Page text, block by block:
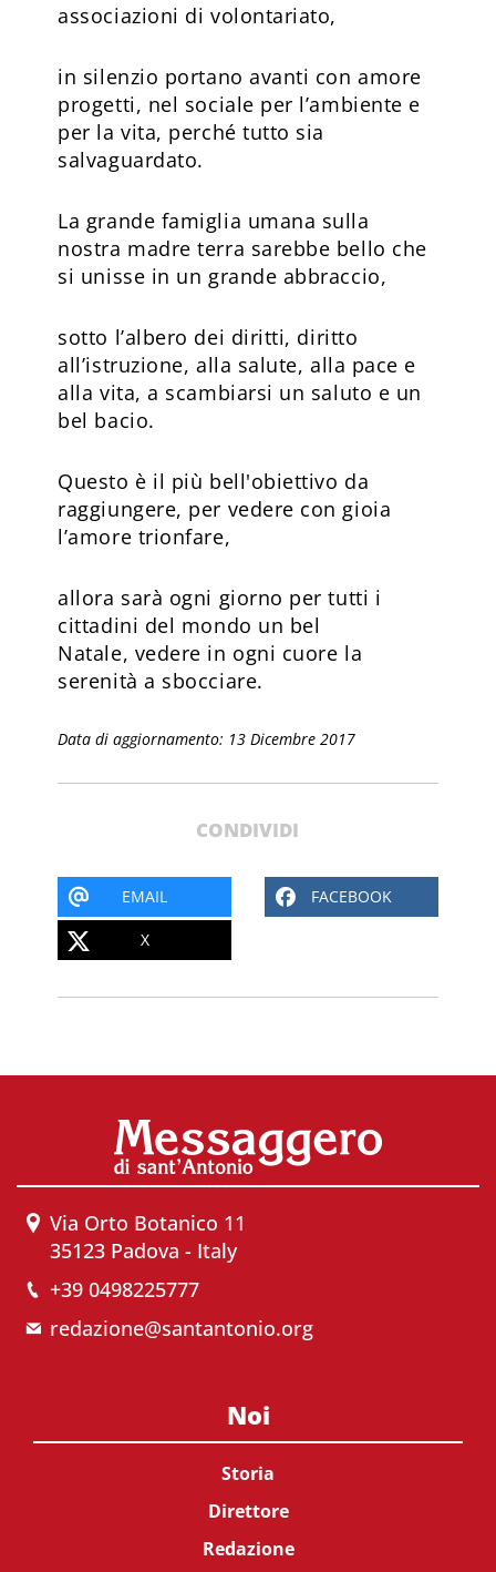
associazioni di volontariato,
in silenzio portano avanti con amore
progetti, nel sociale per l’ambiente e
per la vita, perché tutto sia
salvaguardato.
La grande famiglia umana sulla
nostra madre terra sarebbe bello che
si unisse in un grande abbraccio,
sotto l’albero dei diritti, diritto
all’istruzione, alla salute, alla pace e
alla vita, a scambiarsi un saluto e un
bel bacio.
Questo è il più bell'obiettivo da
raggiungere, per vedere con gioia
l’amore trionfare,
allora sarà ogni giorno per tutti i
cittadini del mondo un bel
Natale, vedere in ogni cuore la
serenità a sbocciare.
Data di aggiornamento: 13 Dicembre 2017
CONDIVIDI
EMAIL FACEBOOK
X
Via Orto Botanico 11
35123 Padova - Italy
+39 0498225777
redazione@santantonio.org
Noi
Storia
Direttore
Redazione